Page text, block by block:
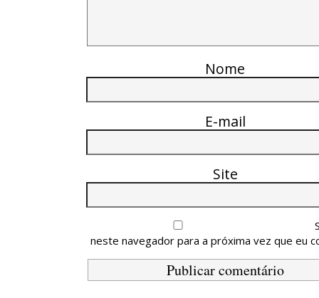
Nome
E-mail
Site
neste navegador para a próxima vez que eu